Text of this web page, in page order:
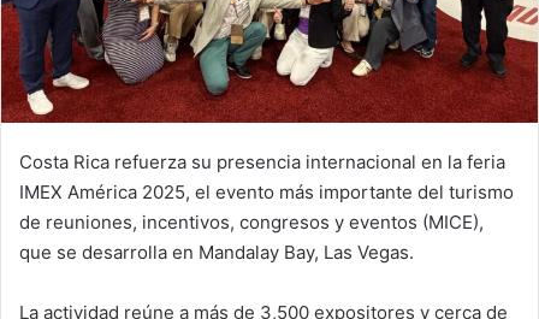
Costa Rica refuerza su presencia internacional en la feria
IMEX América 2025, el evento más importante del turismo
de reuniones, incentivos, congresos y eventos (MICE),
que se desarrolla en Mandalay Bay, Las Vegas.
La actividad reúne a más de 3,500 expositores y cerca de